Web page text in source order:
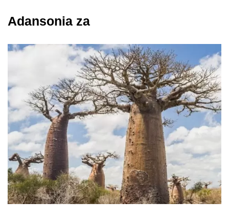
Adansonia za